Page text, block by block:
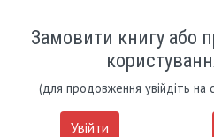
Замовити книгу або
(для продовження увійдіть
Увійти